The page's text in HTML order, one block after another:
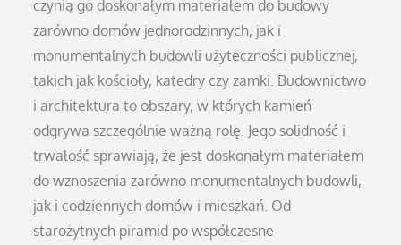
czynią go doskonałym materiałem do budowy
zarówno domów jednorodzinnych, jak i
monumentalnych budowli użyteczności publicznej,
takich jak kościoły, katedry czy zamki. Budownictwo
i architektura to obszary, w których kamień
odgrywa szczególnie ważną rolę. Jego solidność i
trwałość sprawiają, że jest doskonałym materiałem
do wznoszenia zarówno monumentalnych budowli,
jak i codziennych domów i mieszkań. Od
starożytnych piramid po współczesne